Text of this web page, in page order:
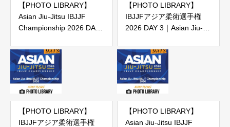
【PHOTO LIBRARY】
Asian Jiu-Jitsu IBJJF
Championship 2026 DAY
【PHOTO LIBRARY】
IBJJFアジア柔術選手権
2026 DAY 3｜Asian Jiu-
2026 DAY 3（IBJJF主催大
会）
【PHOTO LIBRARY】
IBJJFアジア柔術選手権
【PHOTO LIBRARY】
Asian Jiu-Jitsu IBJJF